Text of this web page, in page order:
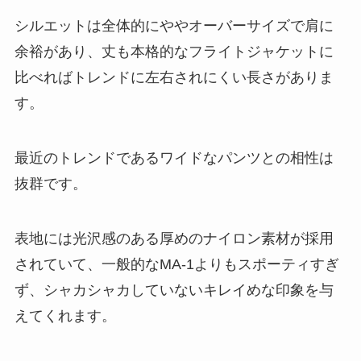
シルエットは全体的にややオーバーサイズで肩に
余裕があり、丈も本格的なフライトジャケットに
比べればトレンドに左右されにくい長さがありま
す。
最近のトレンドであるワイドなパンツとの相性は
抜群です。
表地には光沢感のある厚めのナイロン素材が採用
されていて、一般的なMA-1よりもスポーティすぎ
ず、シャカシャカしていないキレイめな印象を与
えてくれます。